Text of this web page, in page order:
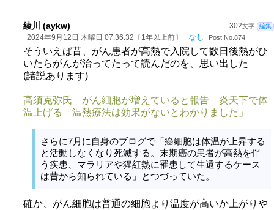
302文字 編集
綾川 (aykw)
2024年9月12日 木曜日 07:36:32〔1年以上前〕 なし Post No.874
そういえば昔、がん患者が高熱で入院して数日後熱がひ
いたらがんが治ってたって読んだのを、思い出した
(諸説あります)
高須克弥氏 がん細胞が増えていると報告 炎天下で体
温上げる「温熱療法は効果がないとわかりました」
さらに7月に自身のブログで「癌細胞は体温が上昇する
と活動しなくなり死滅する。末期癌の患者が高熱を伴
う疾患、マラリアや猩紅熱に罹患して生還するケース
は昔から知られている」とつづっていた。
確か、がん細胞は普通の細胞より温度が高いか上がりや